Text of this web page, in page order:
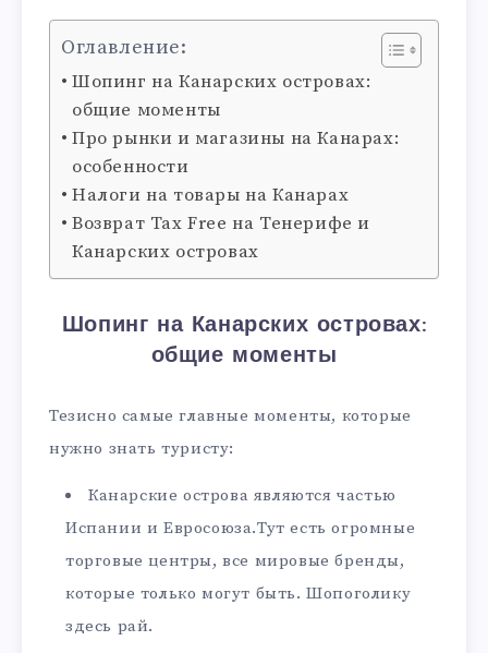
Оглавление:
Шопинг на Канарских островах:
общие моменты
Про рынки и магазины на Канарах:
особенности
Налоги на товары на Канарах
Возврат Tax Free на Тенерифе и
Канарских островах
Шопинг на Канарских островах:
общие моменты
Тезисно самые главные моменты, которые
нужно знать туристу:
Канарские острова являются частью
Испании и Евросоюза.Тут есть огромные
торговые центры, все мировые бренды,
которые только могут быть. Шопоголику
здесь рай.